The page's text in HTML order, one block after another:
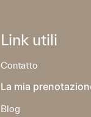
Link utili
Contatto
La mia
Blog